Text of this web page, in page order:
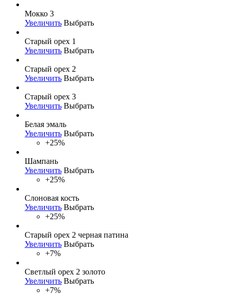
Мокко 3
Увеличить Выбрать
Старый орех 1
Увеличить Выбрать
Старый орех 2
Увеличить Выбрать
Старый орех 3
Увеличить Выбрать
Белая эмаль
Увеличить Выбрать
+25%
Шампань
Увеличить Выбрать
+25%
Слоновая кость
Увеличить Выбрать
+25%
Старый орех 2 черная патина
Увеличить Выбрать
+7%
Светлый орех 2 золото
Увеличить Выбрать
+7%